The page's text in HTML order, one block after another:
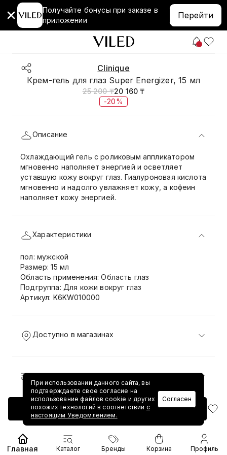
Получайте бонусы при заказе в
приложении
Перейти
Clinique
Крем-гель для глаз Super Energizer, 15 мл
25 200 ₸20 160 ₸
-20%
Добавить в корзину
Описание
Охлаждающий гель с роликовым аппликатором
мгновенно наполняет энергией и осветляет
уставшую кожу вокруг глаз. Гиалуроновая кислота
мгновенно и надолго увлажняет кожу, а кофеин
наполняет кожу энергией.
Характеристики
пол: мужской
Размер: 15 мл
Область применения: Область глаз
Подгруппа: Для кожи вокруг глаз
Артикул: K6KW010000
Доступно в магазинах
Доставка и возврат
При использовании данного сайта, вы
подтверждаете свое согласие на
использование файлов cookie и других
похожих технологий в соответствии с
настоящим Уведомлением.
Согласен
Главная Каталог Бренды Корзина Профиль